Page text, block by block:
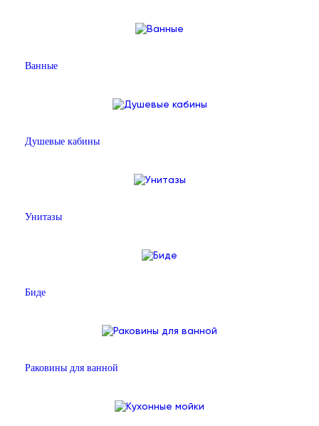
Ванные
Душевые кабины
Унитазы
Биде
Раковины для ванной